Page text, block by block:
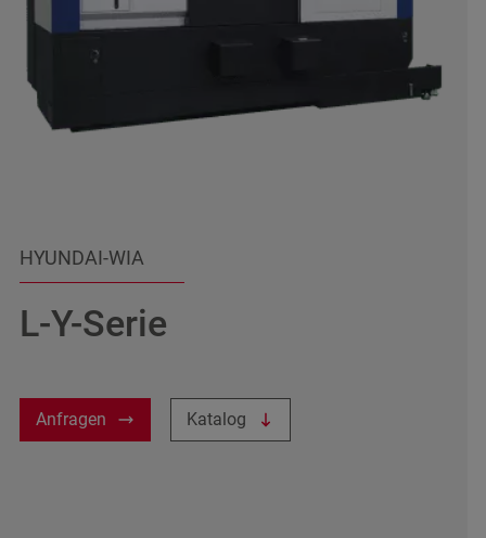
Telefon
HYUNDAI-WIA
L-Y-Serie
Anfragen Katalog